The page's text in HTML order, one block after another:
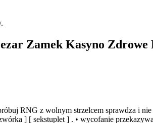
Zamek Kasyno
RNG z wolnym strzelcem sprawdza i
] [ sekstuplet ] . • wycofanie